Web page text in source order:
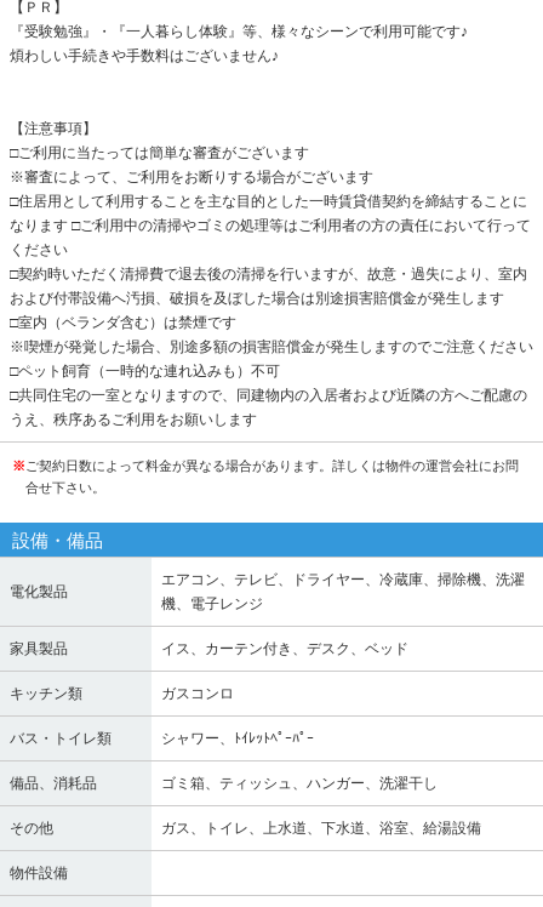
【ＰＲ】
『受験勉強』・『一人暮らし体験』等、様々なシーンで利用可能です♪
煩わしい手続きや手数料はございません♪
【注意事項】
□ご利用に当たっては簡単な審査がございます
※審査によって、ご利用をお断りする場合がございます
□住居用として利用することを主な目的とした一時賃貸借契約を締結することに
なります □ご利用中の清掃やゴミの処理等はご利用者の方の責任において行って
ください
□契約時いただく清掃費で退去後の清掃を行いますが、故意・過失により、室内
および付帯設備へ汚損、破損を及ぼした場合は別途損害賠償金が発生します
□室内（ベランダ含む）は禁煙です
※喫煙が発覚した場合、別途多額の損害賠償金が発生しますのでご注意ください
□ペット飼育（一時的な連れ込みも）不可
□共同住宅の一室となりますので、同建物内の入居者および近隣の方へご配慮の
うえ、秩序あるご利用をお願いします
※ ご契約日数によって料金が異なる場合があります。詳しくは物件の運営会社にお問
合せ下さい。
設備・備品
電化製品
エアコン、テレビ、ドライヤー、冷蔵庫、掃除機、洗濯
機、電子レンジ
家具製品 イス、カーテン付き、デスク、ベッド
キッチン類 ガスコンロ
バス・トイレ類 シャワー、ﾄｲﾚｯﾄﾍﾟｰﾊﾟｰ
備品、消耗品 ゴミ箱、ティッシュ、ハンガー、洗濯干し
その他 ガス、トイレ、上水道、下水道、浴室、給湯設備
物件設備